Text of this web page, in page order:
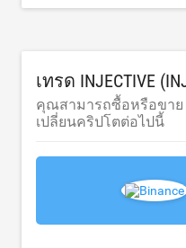
เทรด INJECTIVE
คุณสามารถซื้อหรือขาย
เปลี่ยนคริปโตต่อไปนี้